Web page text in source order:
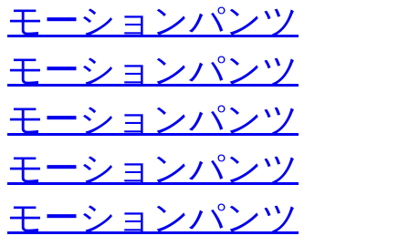
モーションパンツ
モーションパンツ
モーションパンツ
モーションパンツ
モーションパンツ